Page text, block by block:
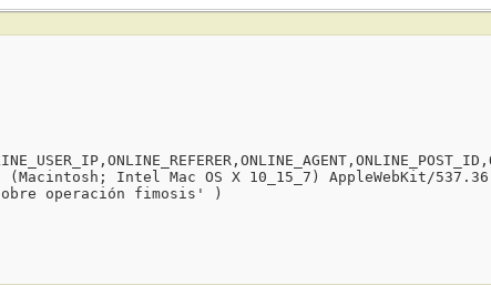
Intel Mac OS X 10_15_7) AppleWebKit/537.36
operación fimosis' )